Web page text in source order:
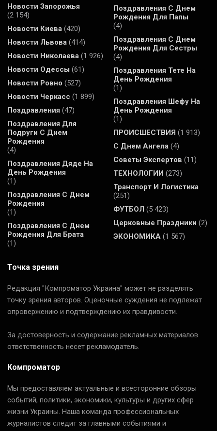
Новости Запорожья
(2 154)
Новости Киева (420)
Новости Львова (414)
Новости Николаева (1 926)
Новости Одессы (61)
Новости Ровно (527)
Новости Черкасс (1 899)
Поздравления (47)
Поздравления Для
Подруги С Днем
Рождения
(4)
Поздравления Дяде На
День Рождения
(1)
Поздравления С Днем
Рождения
(1)
Поздравления С Днем
Рождения Для Брата
(1)
Поздравления С Днем
Рождения Для Папы
(4)
Поздравления С Днем
Рождения Для Сестры
(4)
Поздравления Тете На
День Рождения
(1)
Поздравления Шефу На
День Рождения
(1)
ПРОИСШЕСТВИЯ (1 913)
С Днем Ангела (4)
Советы Экспертов (11)
ТЕХНОЛОГИИ (273)
Транспорт И Логистика
(251)
ФУТБОЛ (5 423)
Церковные Праздники (2)
ЭКОНОМИКА (1 567)
Точка зрения
Редакция "Компроматор Украина" может не разделять
точку зрения авторов. Оценочные суждения не подлежат
опровержению и подтверждению их правдивости.
За достоверность и содержание рекламных материалов
ответственность несет рекламодатель.
Компроматор
Мы предоставляем актуальные и всесторонние обзоры
событий, политики, экономики, культуры и других сфер
жизни Украины. Наша команда профессиональных
журналистов следит за главными событиями и